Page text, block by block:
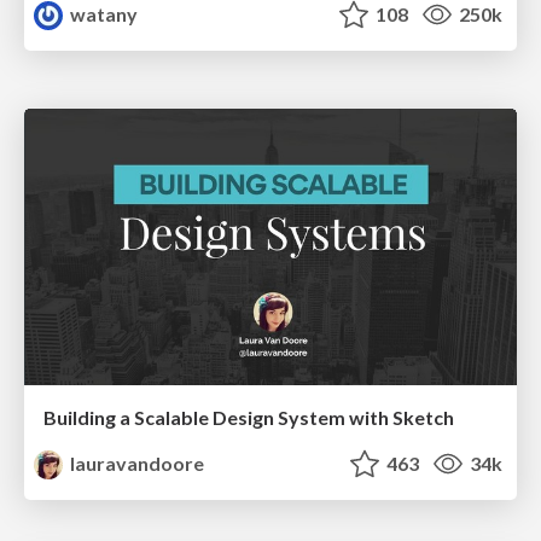
watany
108 250k
Building a Scalable Design System with Sketch
lauravandoore
463 34k